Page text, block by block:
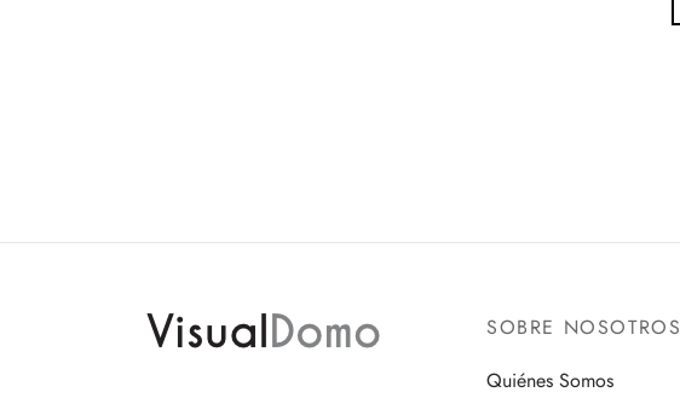
SOBRE NOSOTROS
Quiénes Somos